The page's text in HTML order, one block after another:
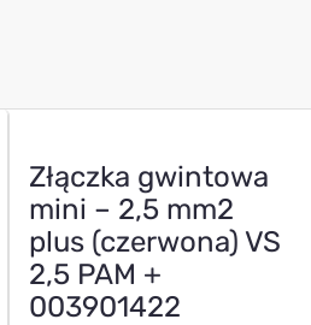
Złączka gwintowa
mini – 2,5 mm2
plus (czerwona) VS
2,5 PAM +
003901422